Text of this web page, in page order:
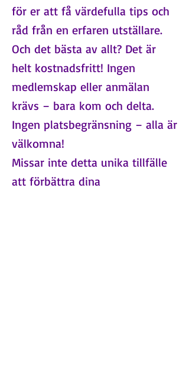
för er att få värdefulla tips och
råd från en erfaren utställare.
Och det bästa av allt? Det är
helt kostnadsfritt! Ingen
medlemskap eller anmälan
krävs – bara kom och delta.
Ingen platsbegränsning – alla är
välkomna!
Missar inte detta unika tillfälle
att förbättra dina